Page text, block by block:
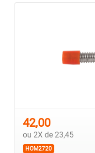
42,00
ou 2X de 23,45
HOM2720